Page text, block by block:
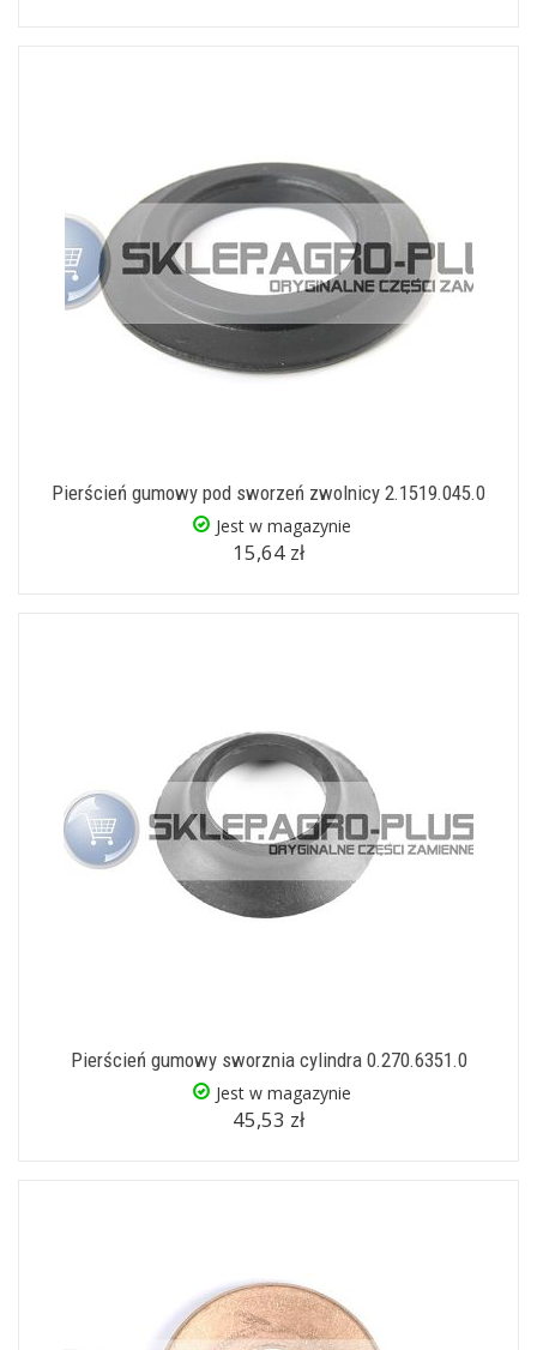
Pierścień gumowy pod sworzeń zwolnicy 2.1519.045.0
Jest w magazynie
15,64 zł
Pierścień gumowy sworznia cylindra 0.270.6351.0
Jest w magazynie
45,53 zł